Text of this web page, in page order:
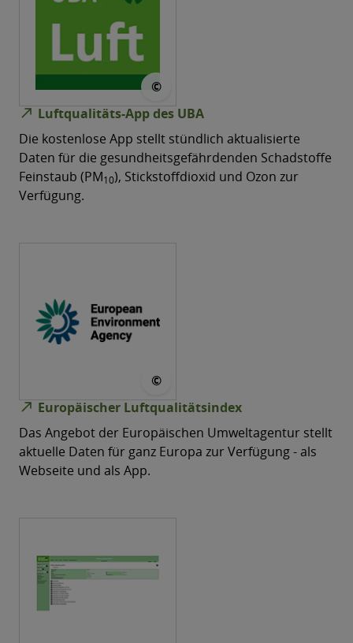
©
north_east Luftqualitäts-App des UBA
Die kostenlose App stellt stündlich aktualisierte
Daten für die gesundheitsgefährdenden Schadstoffe
Feinstaub (PM10), Stickstoffdioxid und Ozon zur
Verfügung.
©
north_east Europäischer Luftqualitätsindex
Das Angebot der Europäischen Umweltagentur stellt
aktuelle Daten für ganz Europa zur Verfügung - als
Webseite und als App.